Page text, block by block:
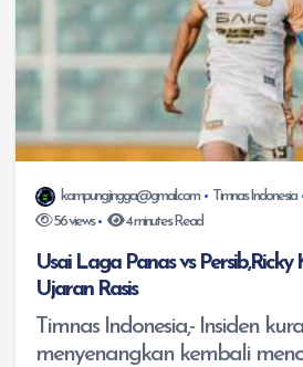
kampungjingga@gmail.com Timnas Indonesia
56 views
4 minutes Read
Usai Laga Panas vs
Ujaran Rasis
Timnas Indonesia,- Insiden
menyenangkan kembali